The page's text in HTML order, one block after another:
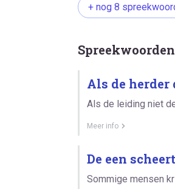
+ nog 8
Als de herder
Als de leiding niet
Meer info
De een
Sommige mensen